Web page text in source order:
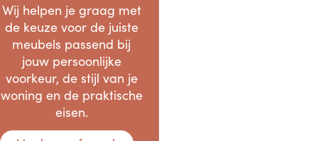
Wij helpen je graag met
de keuze voor de juiste
meubels passend bij
jouw persoonlijke
voorkeur, de stijl van je
woning en de praktische
eisen.